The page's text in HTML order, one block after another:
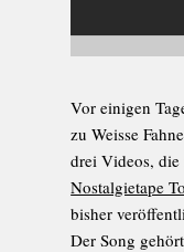
Vor einigen
zu Weisse
drei Videos,
Nostalgietape
bisher
Der Song